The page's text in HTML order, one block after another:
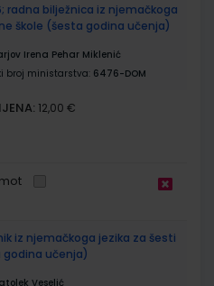
6; radna bilježnica iz njemačkoga
škole (šesta godina učenja)
Irena Pehar Miklenić
broj ministarstva: 6476-DOM
12,00 €
iz njemačkoga jezika za šesti
godina učenja)
Veselić